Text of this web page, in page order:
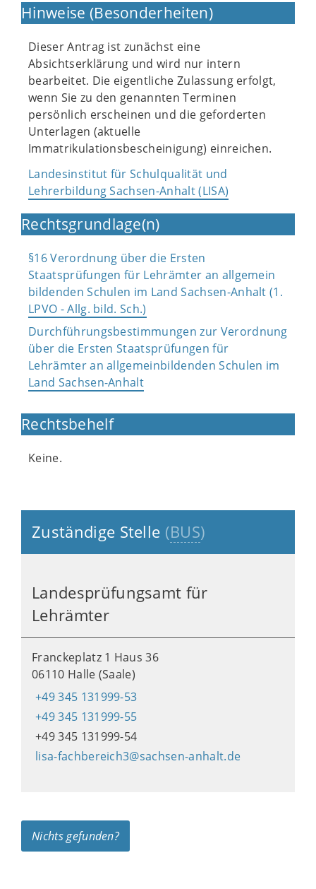
Hinweise (Besonderheiten)
Dieser Antrag ist zunächst eine
Absichtserklärung und wird nur intern
bearbeitet. Die eigentliche Zulassung erfolgt,
wenn Sie zu den genannten Terminen
persönlich erscheinen und die geforderten
Unterlagen (aktuelle
Immatrikulationsbescheinigung) einreichen.
Landesinstitut für Schulqualität und
Lehrerbildung Sachsen-Anhalt (LISA)
Rechtsgrundlage(n)
§16 Verordnung über die Ersten
Staatsprüfungen für Lehrämter an allgemein
bildenden Schulen im Land Sachsen-Anhalt (1.
LPVO - Allg. bild. Sch.)
Durchführungsbestimmungen zur Verordnung
über die Ersten Staatsprüfungen für
Lehrämter an allgemeinbildenden Schulen im
Land Sachsen-Anhalt
Rechtsbehelf
Keine.
Zuständige Stelle (BUS)
Landesprüfungsamt für
Lehrämter
Franckeplatz 1 Haus 36
06110 Halle (Saale)
+49 345 131999-53
+49 345 131999-55
+49 345 131999-54
lisa-fachbereich3@sachsen-anhalt.de
Nichts gefunden?